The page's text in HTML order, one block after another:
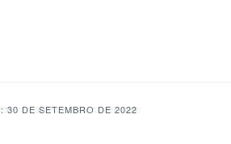
30 DE SETEMBRO DE 2022